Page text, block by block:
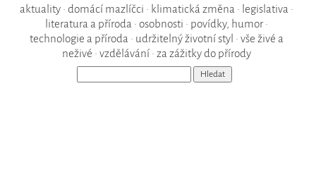
aktuality• domácí mazlíčci • klimatická změna • legislativa •
literatura a příroda • osobnosti • povídky, humor•
technologie a příroda • udržitelný životní styl • vše živé a
neživé • vzdělávání• za zážitky do přírody